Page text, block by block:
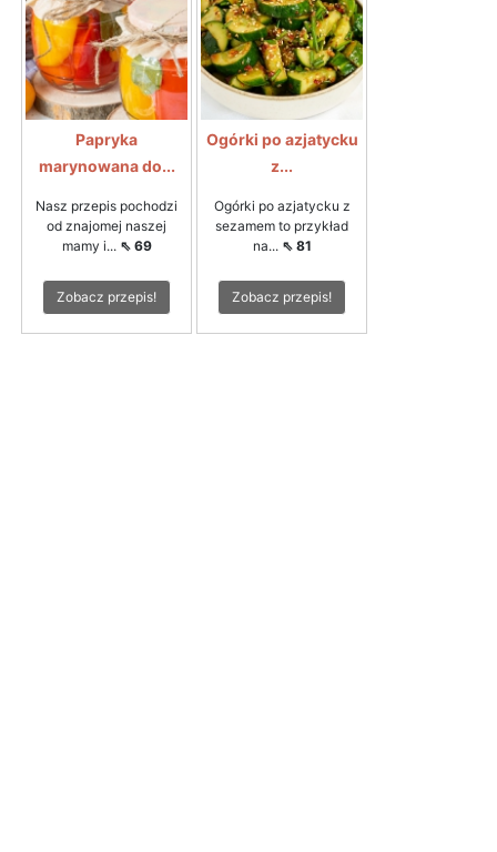
Papryka
marynowana do...
Nasz przepis pochodzi
od znajomej naszej
mamy i... ⇖ 69
Zobacz przepis!
Ogórki po azjatycku
z...
Ogórki po azjatycku z
sezamem to przykład
na... ⇖ 81
Zobacz przepis!